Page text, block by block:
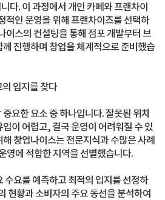
다. 이 과정에서 개인 카페와 프랜차이
적인 운영을 위해 프랜차이즈를 선택하
이스의 컨설팅을 통해 점포 개발부터 브
진행하며 창업을 체계적으로 준비했습
입지를 찾다
요한 요소 중 하나입니다. 잘못된 위치
이 어렵고, 결국 운영이 어려워질 수 있
창업나이스는 전문지식과 수많은 사례
영에 적합한 지역을 선별했습니다.
수요를 예측하고 최적의 입지를 선정하
현황과 소비자의 주요 동선을 분석하여